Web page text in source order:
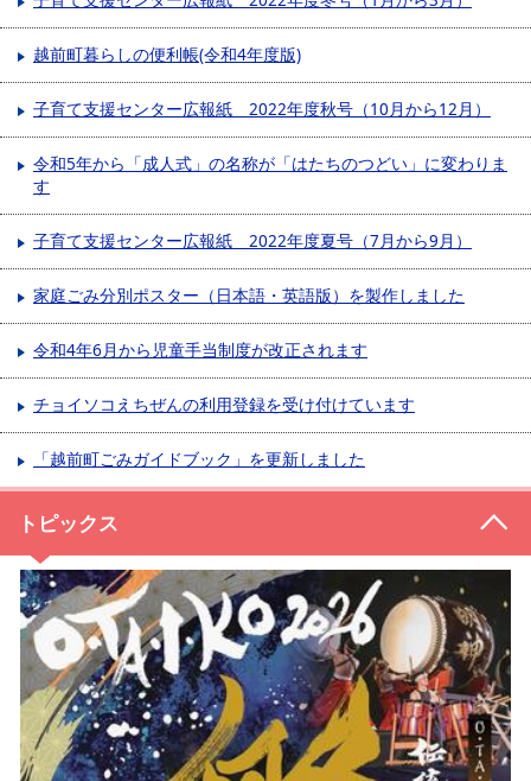
越前町暮らしの便利帳(令和4年度版)
子育て支援センター広報紙 2022年度秋号（10月から12月）
令和5年から「成人式」の名称が「はたちのつどい」に変わりま
す
子育て支援センター広報紙 2022年度夏号（7月から9月）
家庭ごみ分別ポスター（日本語・英語版）を製作しました
令和4年6月から児童手当制度が改正されます
チョイソコえちぜんの利用登録を受け付けています
「越前町ごみガイドブック」を更新しました
トピックス